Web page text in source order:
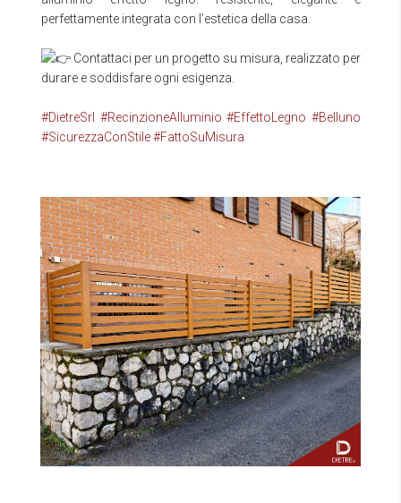
perfettamente integrata con l’estetica della casa.
Contattaci per un progetto su misura, realizzato per
durare e soddisfare ogni esigenza.
#DietreSrl #RecinzioneAlluminio #EffettoLegno #Belluno
#SicurezzaConStile #FattoSuMisura